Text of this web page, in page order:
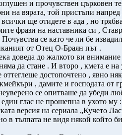
и прочувствен църковен
на вярата, той пристъпи
ще отидете в ада , но
фрази на наставника си ,
се като че ли бе
от Отец О-Браян път .
доведа до жалкото ви
няма да стане . И второ , кмета е
оттеглеше достопочтено , явно
, дамите и господата от
се опитваше да убеди
глас не прошепна в ухото му :
версия на сериала „Кучето
в тълпата не видя някой който